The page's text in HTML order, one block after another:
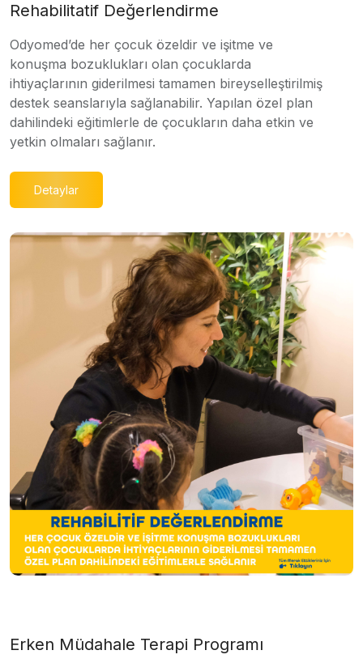
Rehabilitatif Değerlendirme
Odyomed’de her çocuk özeldir ve işitme ve
konuşma bozuklukları olan çocuklarda
ihtiyaçlarının giderilmesi tamamen bireyselleştirilmiş
destek seanslarıyla sağlanabilir. Yapılan özel plan
dahilindeki eğitimlerle de çocukların daha etkin ve
yetkin olmaları sağlanır.
Detaylar
Erken Müdahale Terapi Programı